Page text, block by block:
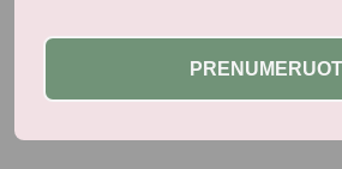
PRENUMERUOTI